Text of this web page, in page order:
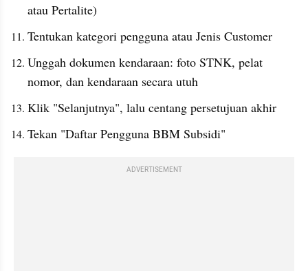
atau Pertalite)
Tentukan kategori pengguna atau Jenis Customer
Unggah dokumen kendaraan: foto STNK, pelat
nomor, dan kendaraan secara utuh
Klik "Selanjutnya", lalu centang persetujuan akhir
Tekan "Daftar Pengguna BBM Subsidi"
ADVERTISEMENT